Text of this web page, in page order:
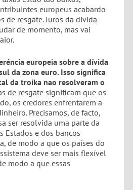
europeus acabardo
de resgate. Juros da divida
de momento, mas vai
europeia sobre a dívida
da zona euro. Isso significa
da troika nao resolveram o
de resgate significam que os
os credores enfrentarem a
Precisamos, de facto,
ser resolvida uma parte da
Estados e dos bancos
de modo a que os países do
deve ser mais flexível
modo a que essas